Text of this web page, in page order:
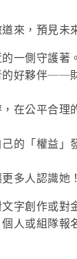
來，預見未
一側守護著。
的好夥伴──
在公平合理
的「權益」
多人認識她！
字創作或對
人或組隊報